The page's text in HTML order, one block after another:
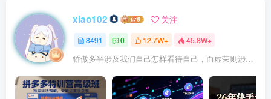
xiao102 关注
8491 0 12.7W+ 45.8W+
骄傲多半涉及我们自己怎样看待自己，而虚荣则涉及我们想别人怎样看我们